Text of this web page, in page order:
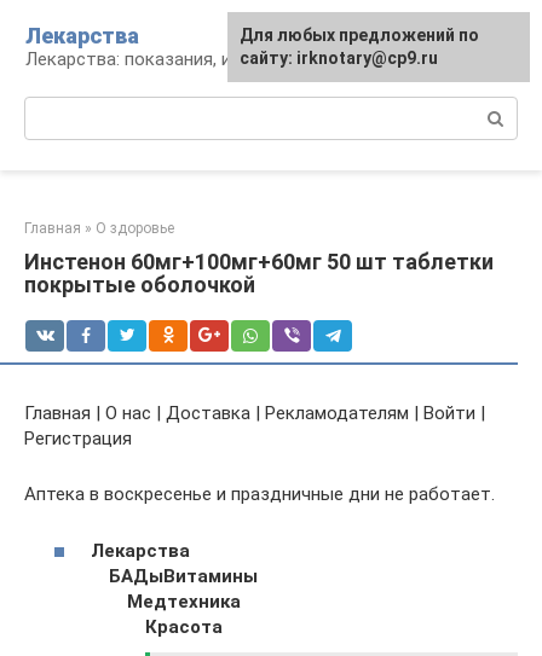
контенту
Лекарства
Лекарства: показания, инструкция, аналоги
Главная » О здоровье
Инстенон 60мг+100мг+60мг 50 шт таблетки
покрытые оболочкой
Главная | О нас | Доставка | Рекламодателям | Войти |
Регистрация
Аптека в воскресенье и праздничные дни не работает.
Лекарства
БАДыВитамины
Медтехника
Красота
Для любых предложений по
сайту: irknotary@cp9.ru